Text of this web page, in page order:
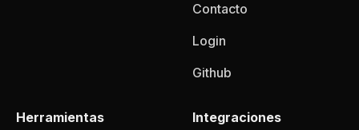
Contacto
Login
Github
Herramientas
Integraciones